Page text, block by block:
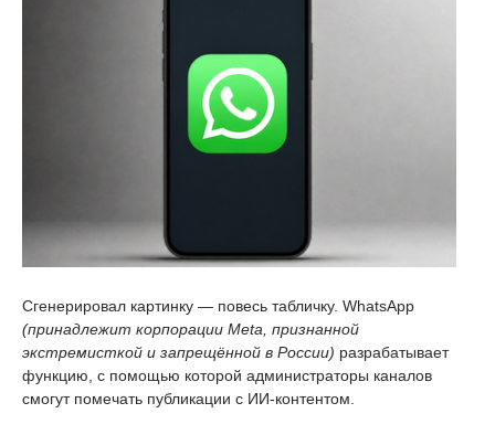
Сгенерировал картинку — повесь табличку. WhatsApp
(принадлежит корпорации Meta, признанной
экстремисткой и запрещённой в России) разрабатывает
функцию, с помощью которой администраторы каналов
смогут помечать публикации с ИИ-контентом.